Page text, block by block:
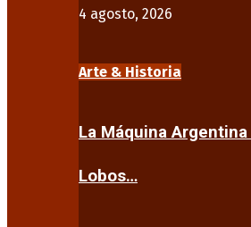
4 agosto, 2026
Arte & Historia
La Máquina
Lobos…